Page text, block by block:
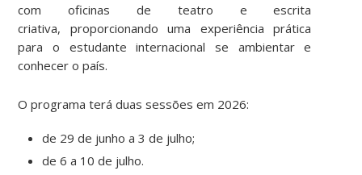
com oficinas de teatro e escrita
criativa, proporcionando uma experiência prática
para o estudante internacional se ambientar e
conhecer o país.
O programa terá duas sessões em 2026:
de 29 de junho a 3 de julho;
de 6 a 10 de julho.